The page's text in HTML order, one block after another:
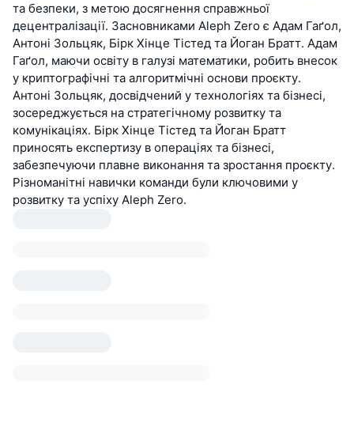
та безпеки, з метою досягнення справжньої
децентралізації. Засновниками Aleph Zero є Адам Гаґол,
Антоні Зольцяк, Бірк Хінце Тістед та Йоган Братт. Адам
Гаґол, маючи освіту в галузі математики, робить внесок
у криптографічні та алгоритмічні основи проєкту.
Антоні Зольцяк, досвідчений у технологіях та бізнесі,
зосереджується на стратегічному розвитку та
комунікаціях. Бірк Хінце Тістед та Йоган Братт
приносять експертизу в операціях та бізнесі,
забезпечуючи плавне виконання та зростання проєкту.
Різноманітні навички команди були ключовими у
розвитку та успіху Aleph Zero.